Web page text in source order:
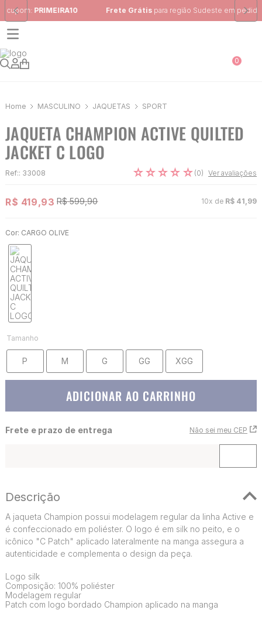
Frete Grátispara região Sudeste em pedidos acima de R$ 399,00
0
MASCULINO JAQUETAS SPORT
JAQUETA CHAMPION ACTIVE QUILTED
JACKET C LOGO
Ref:: 33008 ☆☆☆☆ ☆ (0) Ver avaliações
R$ 419,93 R$ 599,90 10x de R$ 41 99
Cor: CARGO OLIVE
Tamanho
P M G GG XGG
ADICIONAR AO CARRINHO
Frete e prazo de entrega Não sei meu CEP
Descrição
A jaqueta Champion possui modelagem regular da linha Active e
é confeccionado em poliéster. O logo é em silk no peito, e o
icônico "C Patch" aplicado lateralmente na manga assegura a
autenticidade e complementa o design da peça.
Logo silk
Composição: 100% poliéster
Modelagem regular
Patch com logo bordado Champion aplicado na manga